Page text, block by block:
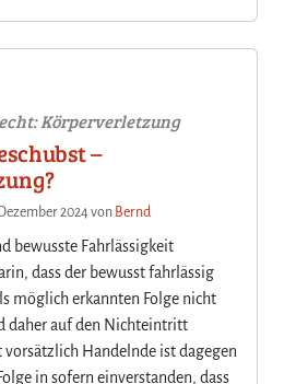
Körperverletzung
–
2024von Bernd
bewusste Fahrlässigkeit
dass der bewusst fahrlässig
möglich erkannten Folge nicht
daher auf den Nichteintritt
Handelnde ist dagegen
in sofern einverstanden, dass